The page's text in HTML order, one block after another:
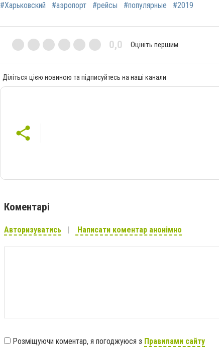
#Харьковский #аэропорт #рейсы #популярные #2019
0,0 Оцініть першим
Діліться цією новиною та підписуйтесь на наші канали
Коментарі
Авторизуватись Написати коментар анонімно
Розміщуючи коментар, я погоджуюся з Правилами сайту